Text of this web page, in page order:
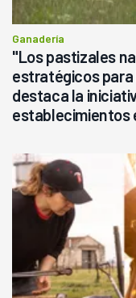
Ganadería
"Los pastizales
estratégicos
destaca la
establecimientos